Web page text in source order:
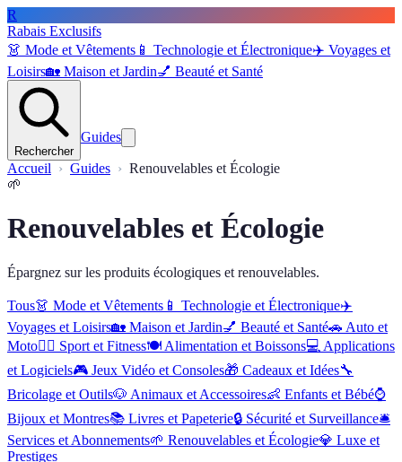
R
Rabais Exclusifs
👗 Mode et Vêtements 📱 Technologie et Électronique✈️ Voyages et
Loisirs🏡 Maison et Jardin💅 Beauté et Santé
Rechercher
Guides
Accueil Guides
Renouvelables et Écologie
🌱
Renouvelables et Écologie
Épargnez sur les produits écologiques et renouvelables.
Tous👗 Mode et Vêtements 📱 Technologie et Électronique✈️
Voyages et Loisirs🏡 Maison et Jardin💅 Beauté et Santé🚗 Auto et
Moto🏋️‍♂️ Sport et Fitness🍽️ Alimentation et Boissons💻 Applications
et Logiciels🎮 Jeux Vidéo et Consoles🎁 Cadeaux et Idées🔧
Bricolage et Outils🐶 Animaux et Accessoires👶 Enfants et Bébé⌚
Bijoux et Montres📚 Livres et Papeterie🔒 Sécurité et Surveillance🛎️
Services et Abonnements🌱 Renouvelables et Écologie💎 Luxe et
Prestiges